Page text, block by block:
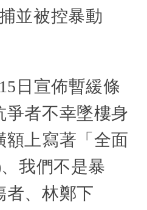
並被控暴動
日宣佈暫緩條
爭者不幸墜樓身
額上寫著「全面
我們不是暴
者、林鄭下